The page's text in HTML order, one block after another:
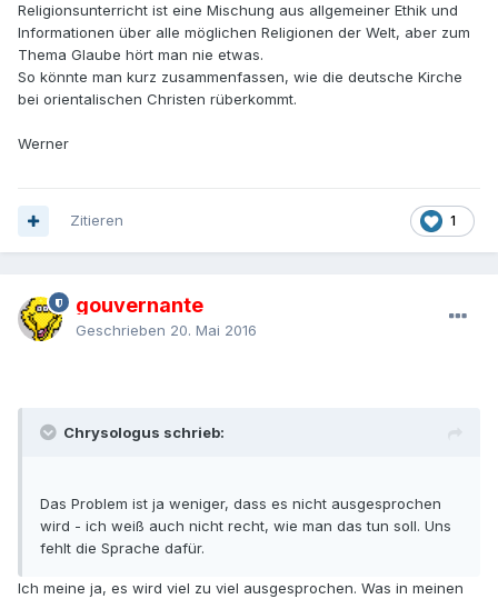
Religionsunterricht ist eine Mischung aus allgemeiner Ethik und
Informationen über alle möglichen Religionen der Welt, aber zum
Thema Glaube hört man nie etwas.
So könnte man kurz zusammenfassen, wie die deutsche Kirche
bei orientalischen Christen rüberkommt.
Werner
1
Zitieren
gouvernante
Geschrieben 20. Mai 2016
Chrysologus schrieb:
Das Problem ist ja weniger, dass es nicht ausgesprochen
wird - ich weiß auch nicht recht, wie man das tun soll. Uns
fehlt die Sprache dafür.
Ich meine ja, es wird viel zu viel ausgesprochen. Was in meinen